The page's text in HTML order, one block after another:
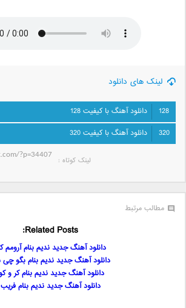
لینک های دانلود
128
دانلود آهنگ با کیفیت 128
320
دانلود آهنگ با کیفیت 320
لینک کوتاه‌ :
مطالب مرتبط
Related Posts:
دانلود آهنگ جدید ندیم بنام آرومم
دانلود آهنگ جدید ندیم بنام بگو
دانلود آهنگ جدید ندیم بنام کر و
دانلود آهنگ جدید ندیم بنام فریب